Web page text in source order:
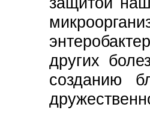
других
созданию